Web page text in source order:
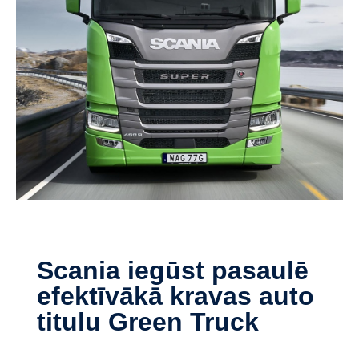
Scania iegūst pasaulē
efektīvākā kravas auto
titulu Green Truck